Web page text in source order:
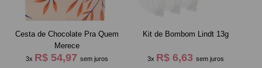
Cesta de Chocolate Pra Quem
Merece
3x R$ 54,97 sem juros
Kit de Bombom Lindt 13g
3x R$ 6,63sem juros